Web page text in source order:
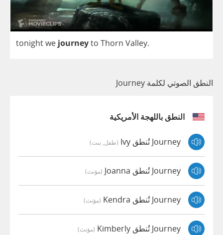
tonightwe journeyto Thorn Valley.
النطق الصوتي لكلمة Journey
النطق باللهجة الأمريكية
Journey تُنطق Ivy (طفل, بنت)
Journey تُنطق Joanna (مؤنث)
Journey تُنطق Kendra (مؤنث)
Journey تُنطق Kimberly (مؤنث)